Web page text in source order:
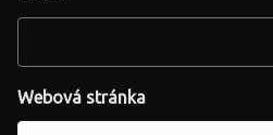
Webová stránka